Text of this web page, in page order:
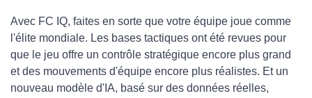
Avec FC IQ, faites en sorte que votre équipe joue comme
l'élite mondiale. Les bases tactiques ont été revues pour
que le jeu offre un contrôle stratégique encore plus grand
et des mouvements d'équipe encore plus réalistes. Et un
nouveau modèle d'IA, basé sur des données réelles,